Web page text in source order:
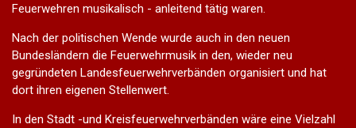
Feuerwehren musikalisch - anleitend tätig waren.
Nach der politischen Wende wurde auch in den neuen
Bundesländern die Feuerwehrmusik in den, wieder neu
gegründeten Landesfeuerwehrverbänden organisiert und hat
dort ihren eigenen Stellenwert.
In den Stadt -und Kreisfeuerwehrverbänden wäre eine Vielzahl